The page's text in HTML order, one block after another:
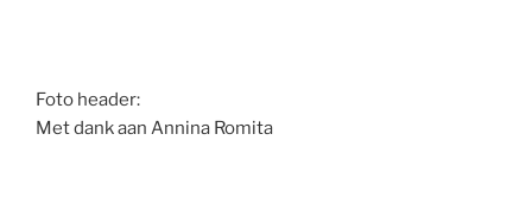
Foto header:
Met dank aan Annina Romita